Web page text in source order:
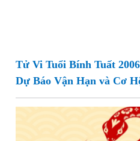
Tử Vi Tuổi Bính Tuất
Dự Báo Vận Hạn và Cơ